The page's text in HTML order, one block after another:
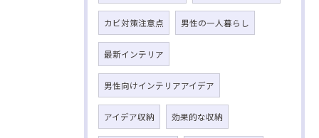
カビ対策注意点 男性の一人暮らし
最新インテリア
男性向けインテリアアイデア
アイデア収納 効果的な収納